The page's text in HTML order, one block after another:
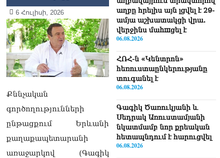
6 Հուլիսի, 2026
Քննչական
գործողությունների
ընթացքում Երևանի
քաղաքապետարանի
առաջարկով (Գագիկ
աղբը հրելիս այն լցվել է 29-
ամյա աշխատակցի վրա.
վերջինս մաhшցել է
06.08.2026
ՀՌՀ-ն «Կենտրոն»
հեռուստաընկերությանը
տուգանել է
06.08.2026
Գագիկ Ծառուկյանի և
Սեդրակ Առուստամյանի
նկատմամբ նոր քրեական
հետապնդում է հարուցվել
06.08.2026